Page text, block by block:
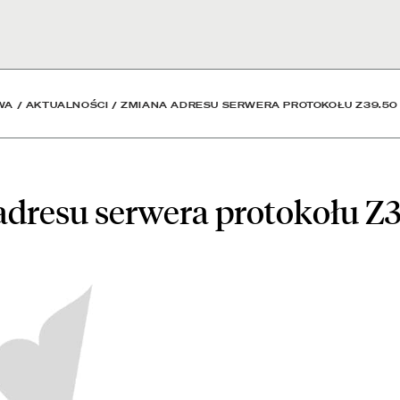
Z39.50 -
/ AKTUALNOŚCI /ZMIANA ADRESU SERWERA PROTOKOŁU Z39.50
serwera protokołu